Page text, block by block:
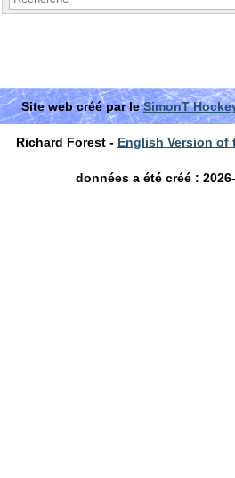
Site web créé par leSimonT
Richard Forest - English Version of
données a été créé :